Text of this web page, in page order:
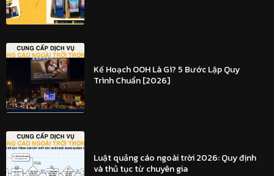
Kế Hoạch OOH Là Gì? 5 Bước Lập Quy
Trình Chuẩn [2026]
Luật quảng cáo ngoài trời 2026: Quy định
và thủ tục từ chuyên gia